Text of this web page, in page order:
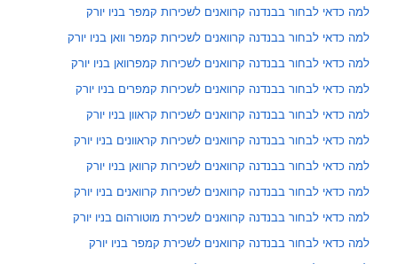
למה כדאי לבחור בבנדנה קרוואנים לשכירות קמפר בניו יורק
למה כדאי לבחור בבנדנה קרוואנים לשכירות קמפר וואן בניו יורק
למה כדאי לבחור בבנדנה קרוואנים לשכירות קמפרוואן בניו יורק
למה כדאי לבחור בבנדנה קרוואנים לשכירות קמפרים בניו יורק
למה כדאי לבחור בבנדנה קרוואנים לשכירות קראוון בניו יורק
למה כדאי לבחור בבנדנה קרוואנים לשכירות קראוונים בניו יורק
למה כדאי לבחור בבנדנה קרוואנים לשכירות קרוואן בניו יורק
למה כדאי לבחור בבנדנה קרוואנים לשכירות קרוואנים בניו יורק
למה כדאי לבחור בבנדנה קרוואנים לשכירת מוטורהום בניו יורק
למה כדאי לבחור בבנדנה קרוואנים לשכירת קמפר בניו יורק